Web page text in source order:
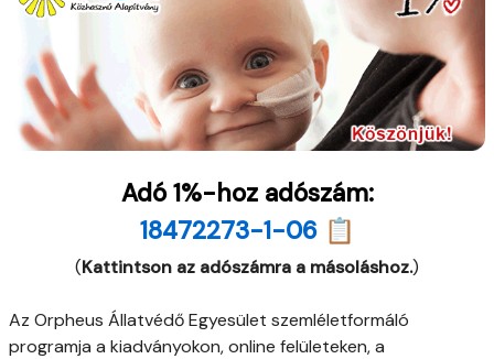
Adó 1%-hoz adószám:
18472273-1-06 📋
(Kattintson az adószámra a másoláshoz.)
Az Orpheus Állatvédő Egyesület szemléletformáló
programja a kiadványokon, online felületeken, a